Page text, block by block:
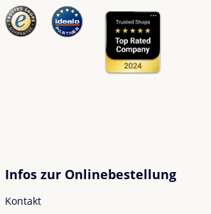
Infos zur Onlinebestellung
Kontakt